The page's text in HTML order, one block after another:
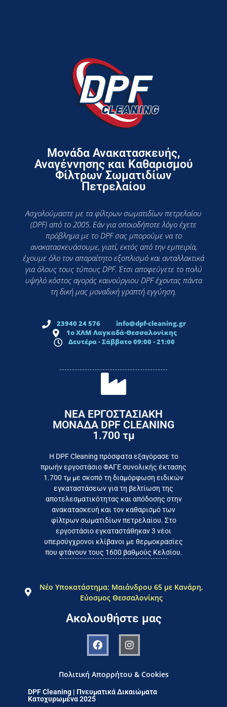
Μονάδα Ανακατασκευής,
Αναγέννησης και Καθαρισμού
Φίλτρων Σωματιδίων
Πετρελαίου
Ασχολούμαστε με τα φίλτρων σωματιδίων πετρελαίου
(DPF) από το 2005. Εάν για οποιοδήποτε λόγο έχετε
πρόβλημα με το DPF σας μπορούμε να το
ανακατασκευάσουμε, γιατί, εκτός από την εμπειρία,
έχουμε όλο τον απαραίτητο εξοπλισμό και ανταλλακτικά
για όλους τους τύπους DPF. Έτσι αποφεύγετε το πολύ
υψηλό κόστος αγοράς καινούργιου DPF έχοντας πάντα
τη δική μας μοναδική γραπτή εγγύηση.
23940 24 576
info@dpf-cleaning.gr
1ο ΧΛΜ Λαγκαδά-Θεσσαλονίκης
Δευτέρα - Σάββατο 09:00 - 21:00
ΝΕΑ ΕΡΓΟΣΤΑΣΙΑΚΗ
ΜΟΝΑΔΑ DPF CLEANING
1.700 τμ
Η DPF Cleaning πρόσφατα εξαγόρασε το
πρωήν εργοστάσιο ΦΑΓΕ συνολικής έκτασης
1.700 τμ με σκοπό τη διαμόρφωση ειδικών
εγκαταστάσεων για τη βελτίωση της
αποτελεσματικότητας και απόδοσης στην
ανακατασκευή και τον καθαρισμό των
φίλτρων σωματιδίων πετρελαίου. Στο
εργοστάσιο εγκαταστάθηκαν 3 νέοι
υπερσύγχρονοι κλίβανοι με θερμοκρασίες
που φτάνουν τους 1600 βαθμούς Κελσίου.
Εργαζόμαστε καθημερινά για
το συμφέρον του τελικού
καταναλωτή
εργοστάσιο
Νέο Υποκατάστημα: Μαιάνδρου 65 με Κανάρη,
Εύοσμος Θεσσαλονίκης
Ακολουθήστε μας
Πολιτική Απορρήτου & Cookies
DPF Cleaning | Πνευματικά Δικαιώματα
Κατοχυρωμένα 2025